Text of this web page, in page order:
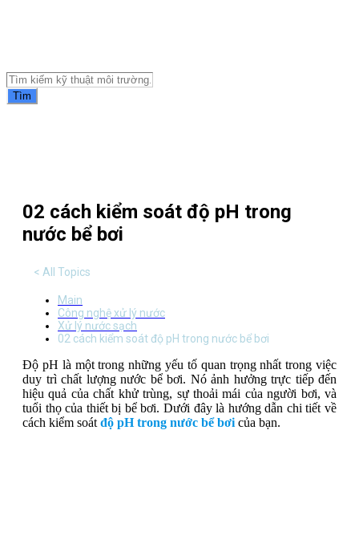
Tìm
02 cách kiểm soát độ pH trong
nước bể bơi
< All Topics
Main
Công nghệ xử lý nước
Xử lý nước sạch
02 cách kiểm soát độ pH trong nước bể bơi
Độ pH là một trong những yếu tố quan trọng nhất trong việc
duy trì chất lượng nước bể bơi. Nó ảnh hưởng trực tiếp đến
hiệu quả của chất khử trùng, sự thoải mái của người bơi, và
tuổi thọ của thiết bị bể bơi. Dưới đây là hướng dẫn chi tiết về
cách kiểm soát độ pH trong nước bể bơi của bạn.